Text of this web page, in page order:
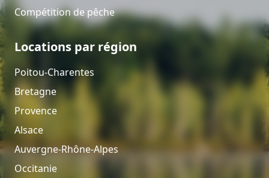
Compétition de pêche
Locations par région
Poitou-Charentes
Bretagne
Provence
Alsace
Auvergne-Rhône-Alpes
Occitanie